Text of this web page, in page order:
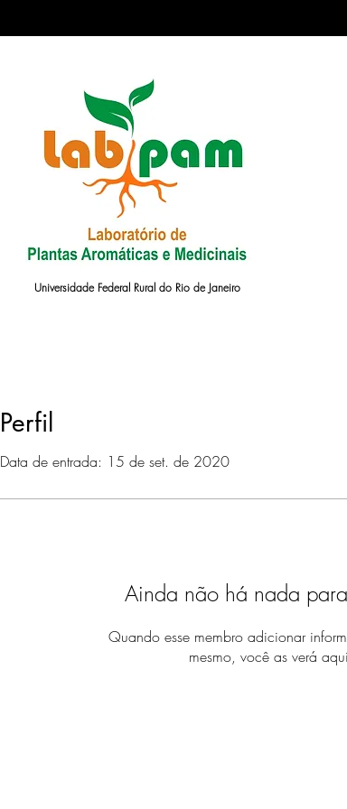
Universidade Federal Rural do Rio de Janeiro
Perfil
Data de entrada: 15 de set. de 2020
Ainda não há nada
Quando esse membro adicionar
mesmo, você as verá